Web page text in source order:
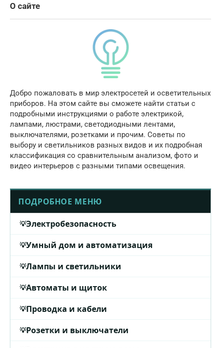
О сайте
Добро пожаловать в мир электросетей и осветительных
приборов. На этом сайте вы сможете найти статьи с
подробными инструкциями о работе электрикой,
лампами, люстрами, светодиодными лентами,
выключателями, розетками и прочим. Советы по
выбору и светильников разных видов и их подробная
классификация со сравнительным анализом, фото и
видео интерьеров с разными типами освещения.
ПОДРОБНОЕ МЕНЮ
Электробезопасность
Умный дом и автоматизация
Лампы и светильники
Автоматы и щиток
Проводка и кабели
Розетки и выключатели